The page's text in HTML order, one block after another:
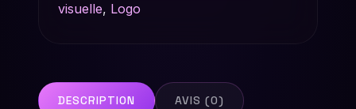
visuelle, Logo
DESCRIPTION AVIS (0)